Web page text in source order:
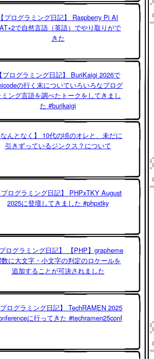
【プログラミング日記】 Raspberry Pi AI
で自然言語（英語）でやり取りがで
きた
プログラミング日記】 BuriKaigi 2026で
の行く末についていろいろなプログ
ミング言語を調べたトークをしてきまし
た #burikaigi
なんとなく】 10代の頃のオレと、未だに
引きずっているジンクス？について
プログラミング日記】 PHPxTKY August
2025に登壇してきました #phpxtky
プログラミング日記】 【PHP】grapheme
に大文字・小文字の判定のロケールを
追加することが可決されました
ログラミング日記】 TechRAMEN 2025
に行ってきた #techramen25conf